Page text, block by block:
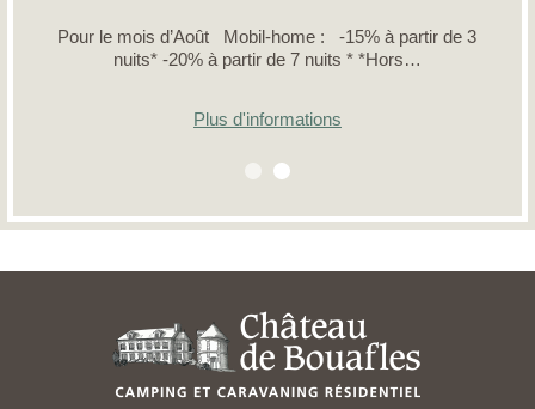
Pour le mois d’Août Mobil-home : -15% à partir de 3
nuits* -20% à partir de 7 nuits * *Hors…
Plus d'informations